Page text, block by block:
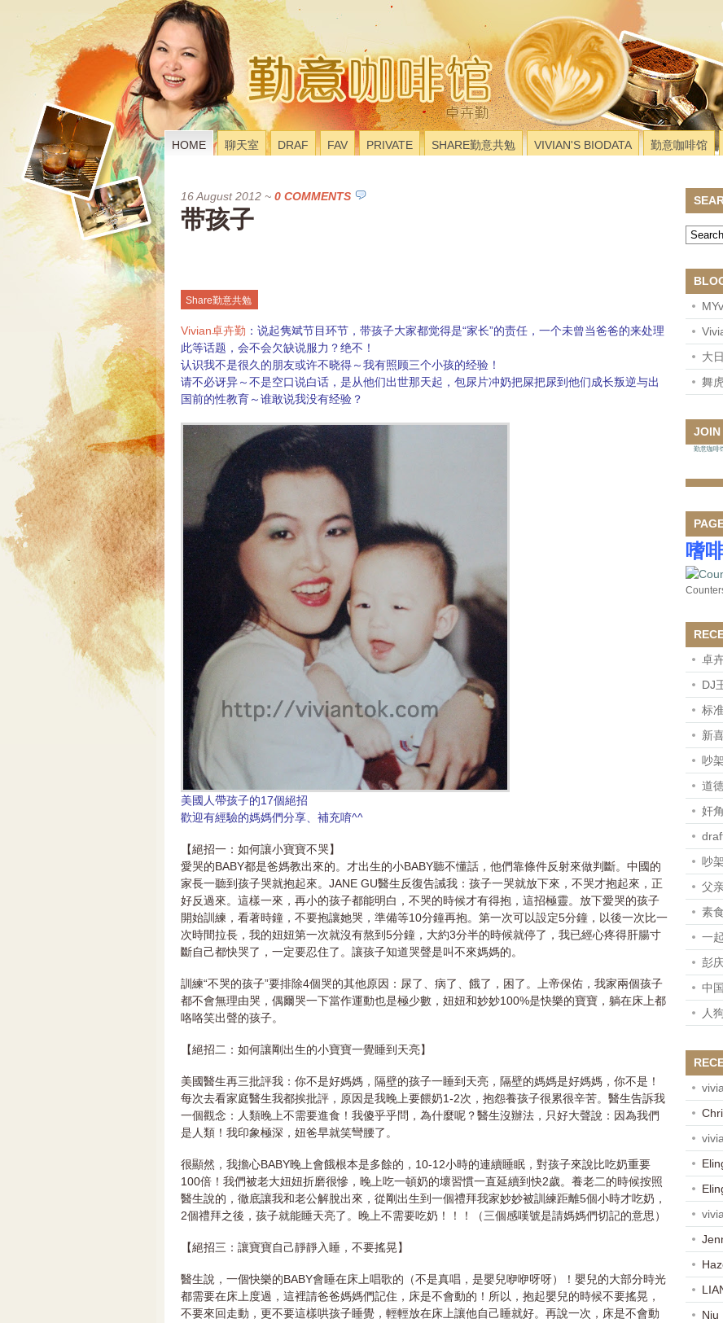
HOME 聊天室 DRAF FAV PRIVATE SHARE勤意共勉 VIVIAN'S BIODATA 勤意咖啡馆
16 August 2012 ~ 0 COMMENTS
带孩子
Share勤意共勉
Vivian卓卉勤 ：说起隽斌节目环节，带孩子大家都觉得是“家长”的责任，一个未曾当爸爸的来处理
此等话题，会不会欠缺说服力？绝不！
认识我不是很久的朋友或许不晓得～我有照顾三个小孩的经验！
请不必讶异～不是空口说白话，是从他们出世那天起，包尿片冲奶把屎把尿到他们成长叛逆与出
国前的性教育～谁敢说我没有经验？
美國人帶孩子的17個絕招
歡迎有經驗的媽媽們分享、補充唷^^
【絕招一：如何讓小寶寶不哭】
愛哭的BABY都是爸媽教出來的。才出生的小BABY聽不懂話，他們靠條件反射來做判斷。中國的
家長一聽到孩子哭就抱起來。JANE GU醫生反復告誡我：孩子一哭就放下來，不哭才抱起來，正
好反過來。這樣一來，再小的孩子都能明白，不哭的時候才有得抱，這招極靈。放下愛哭的孩子
開始訓練，看著時鐘，不要抱讓她哭，準備等10分鐘再抱。第一次可以設定5分鐘，以後一次比一
次時間拉長，我的妞妞第一次就沒有熬到5分鐘，大約3分半的時候就停了，我已經心疼得肝腸寸
斷自己都快哭了，一定要忍住了。讓孩子知道哭聲是叫不來媽媽的。
訓練“不哭的孩子”要排除4個哭的其他原因：尿了、病了、餓了，困了。上帝保佑，我家兩個孩子
都不會無理由哭，偶爾哭一下當作運動也是極少數，妞妞和妙妙100%是快樂的寶寶，躺在床上都
咯咯笑出聲的孩子。
【絕招二：如何讓剛出生的小寶寶一覺睡到天亮】
美國醫生再三批評我：你不是好媽媽，隔壁的孩子一睡到天亮，隔壁的媽媽是好媽媽，你不是！
每次去看家庭醫生我都挨批評，原因是我晚上要餵奶1-2次，抱怨養孩子很累很辛苦。醫生告訴我
一個觀念：人類晚上不需要進食！我傻乎乎問，為什麼呢？醫生沒辦法，只好大聲說：因為我們
是人類！我印象極深，妞爸早就笑彎腰了。
很顯然，我擔心BABY晚上會餓根本是多餘的，10-12小時的連續睡眠，對孩子來說比吃奶重要
100倍！我們被老大妞妞折磨很慘，晚上吃一頓奶的壞習慣一直延續到快2歲。養老二的時候按照
醫生說的，徹底讓我和老公解脫出來，從剛出生到一個禮拜我家妙妙被訓練距離5個小時才吃奶，
2個禮拜之後，孩子就能睡天亮了。晚上不需要吃奶！！！（三個感嘆號是請媽媽們切記的意思）
【絕招三：讓寶寶自己靜靜入睡，不要搖晃】
醫生說，一個快樂的BABY會睡在床上唱歌的（不是真唱，是嬰兒咿咿呀呀）！嬰兒的大部分時光
都需要在床上度過，這裡請爸爸媽媽們記住，床是不會動的！所以，抱起嬰兒的時候不要搖晃，
不要來回走動，更不要這樣哄孩子睡覺，輕輕放在床上讓他自己睡就好。再說一次，床是不會動
大
舞虎
JOIN
勤意咖啡
嗜
卓
DJ
标
新
吵
道
奸角
吵架
父
素
一
彭
中
人
Niu